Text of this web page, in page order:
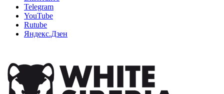
Telegram
YouTube
Rutube
Яндекс.Дзен